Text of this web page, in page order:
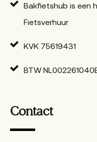
Bakfietshub is een
Fietsverhuur
KVK 75619431
BTW
Contact